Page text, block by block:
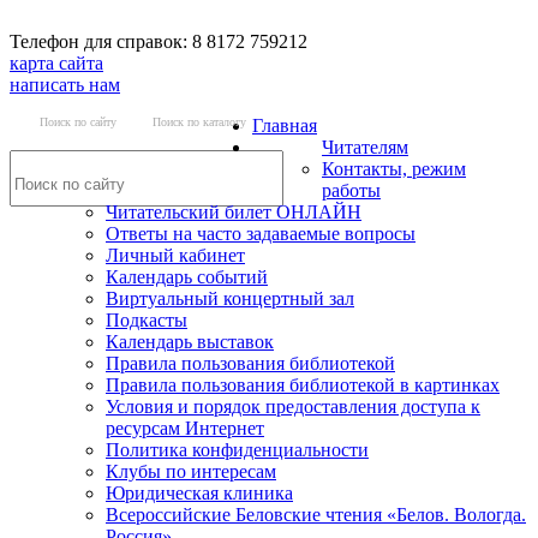
Телефон для справок: 8 8172 759212
карта сайта
написать нам
Поиск по сайту Поиск по каталогу Главная
Читателям
Контакты, режим
работы
Читательский билет ОНЛАЙН
Ответы на часто задаваемые вопросы
Личный кабинет
Календарь событий
Виртуальный концертный зал
Подкасты
Календарь выставок
Правила пользования библиотекой
Правила пользования библиотекой в картинках
Условия и порядок предоставления доступа к
ресурсам Интернет
Политика конфиденциальности
Клубы по интересам
Юридическая клиника
Всероссийские Беловские чтения «Белов. Вологда.